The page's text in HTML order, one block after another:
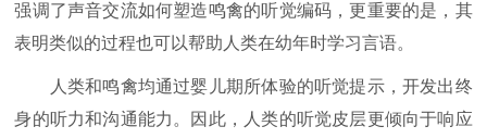
强调了声音交流如何塑造鸣禽的听觉编码，更重要的是，其
表明类似的过程也可以帮助人类在幼年时学习言语。
人类和鸣禽均通过婴儿期所体验的听觉提示，开发出终
身的听力和沟通能力。因此，人类的听觉皮层更倾向于响应